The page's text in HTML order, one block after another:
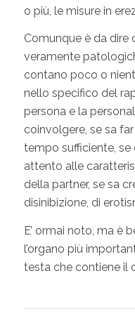
o più, le misure in
Comunque è da dire
veramente
contano poco o
nello specifico del
persona e la
coinvolgere, se sa
tempo sufficiente, se
attento alle
della partner, se sa
disinibizione, di
E’ ormai noto, ma è
l’organo più
testa che contiene il